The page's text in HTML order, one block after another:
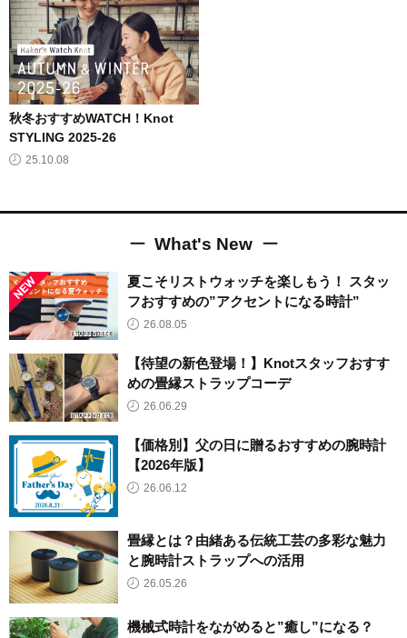
秋冬おすすめWATCH！Knot
STYLING 2025-26
25.10.08
What's New
夏こそリストウォッチを楽しもう！ スタッ
フおすすめの”アクセントになる時計”
26.08.05
【待望の新色登場！】Knotスタッフおすす
めの畳縁ストラップコーデ
26.06.29
【価格別】父の日に贈るおすすめの腕時計
【2026年版】
26.06.12
畳縁とは？由緒ある伝統工芸の多彩な魅力
と腕時計ストラップへの活用
26.05.26
機械式時計をながめると”癒し”になる？